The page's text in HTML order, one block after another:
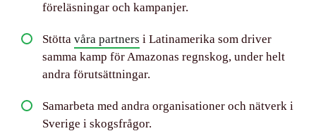
föreläsningar och kampanjer.
Stötta våra partners i Latinamerika som driver
samma kamp för Amazonas regnskog, under helt
andra förutsättningar.
Samarbeta med andra organisationer och nätverk i
Sverige i skogsfrågor.